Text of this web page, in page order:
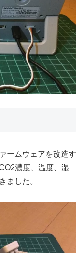
ームウェアを改造す
濃度、温度、湿
ました。